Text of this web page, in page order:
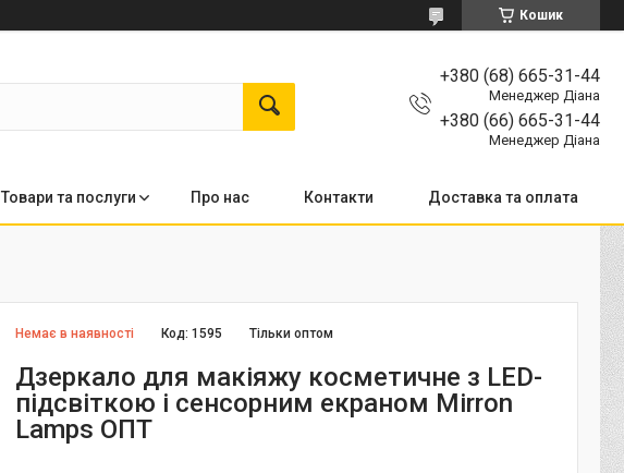
Кошик
+380 (68) 665-31-44
Менеджер Діана
+380 (66) 665-31-44
Менеджер Діана
Товари та послуги Про нас Контакти Доставка та оплата
Немає в наявності Тільки оптом
Код:1595
Дзеркало для макіяжу косметичне з LED-
підсвіткою і сенсорним екраном Mirron
Lamps ОПТ